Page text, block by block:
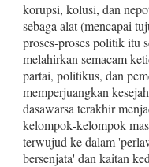
korupsi, kolusi, dan
sebaga alat (men­capai
proses‑proses politik itu
melahirkan semacam
partai, politikus, dan
memperjuangkan
dasawarsa terakhir
kelompok‑kelompok
terwujud ke dalam
bersenjata' dan kaitan